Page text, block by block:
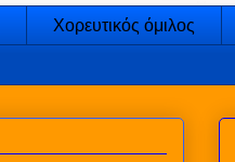
Χορευτικός όμιλος